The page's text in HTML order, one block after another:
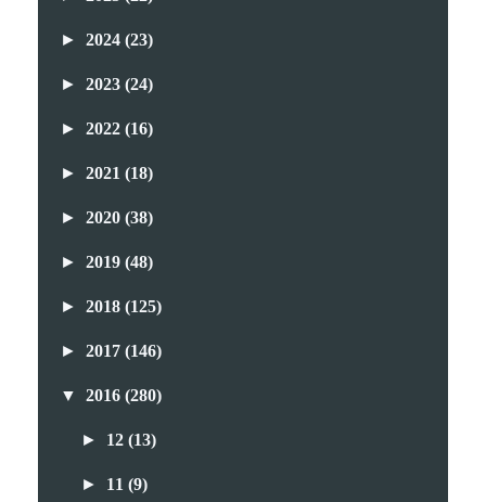
► 2024 (23)
► 2023 (24)
► 2022 (16)
► 2021 (18)
► 2020 (38)
► 2019 (48)
► 2018 (125)
► 2017 (146)
▼ 2016 (280)
► 12(13)
► 11(9)